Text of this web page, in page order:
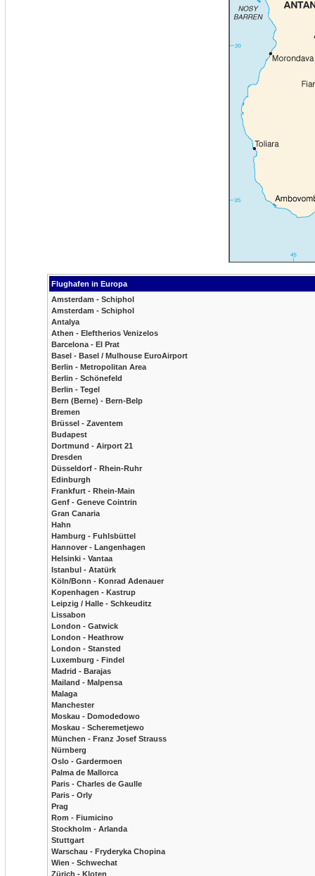
Flughafen in Europa
Amsterdam - Schiphol
Amsterdam - Schiphol
Antalya
Athen - Eleftherios Venizelos
Barcelona - El Prat
Basel - Basel / Mulhouse EuroAirport
Berlin - Metropolitan Area
Berlin - Schönefeld
Berlin - Tegel
Bern (Berne) - Bern-Belp
Bremen
Brüssel - Zaventem
Budapest
Dortmund - Airport 21
Dresden
Düsseldorf - Rhein-Ruhr
Edinburgh
Frankfurt - Rhein-Main
Genf - Geneve Cointrin
Gran Canaria
Hahn
Hamburg - Fuhlsbüttel
Hannover - Langenhagen
Helsinki - Vantaa
Istanbul - Atatürk
Köln/Bonn - Konrad Adenauer
Kopenhagen - Kastrup
Leipzig / Halle - Schkeuditz
Lissabon
London - Gatwick
London - Heathrow
London - Stansted
Luxemburg - Findel
Madrid - Barajas
Mailand - Malpensa
Malaga
Manchester
Moskau - Domodedowo
Moskau - Scheremetjewo
München - Franz Josef Strauss
Nürnberg
Oslo - Gardermoen
Palma de Mallorca
Paris - Charles de Gaulle
Paris - Orly
Prag
Rom - Fiumicino
Stockholm - Arlanda
Stuttgart
Warschau - Fryderyka Chopina
Wien - Schwechat
Zürich - Kloten